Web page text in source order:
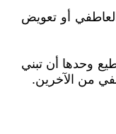
أو تعويض
وحدها أن تبني
من الآخرين.